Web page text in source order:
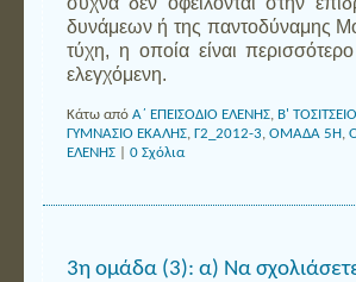
δυνάμεων ή της παντοδύναμης
τύχη, η οποία είναι
ελεγχόμενη.
Κάτω από Α΄ ΕΠΕΙΣΟΔΙΟ ΕΛΕΝΗΣ, Β'
ΓΥΜΝΑΣΙΟ ΕΚΑΛΗΣ, Γ2_2012-3, ΟΜΑΔΑ 5Η,
ΕΛΕΝΗΣ
0 Σχόλια
3η ομάδα (3): α) Να